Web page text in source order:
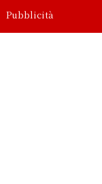
Pubblicità